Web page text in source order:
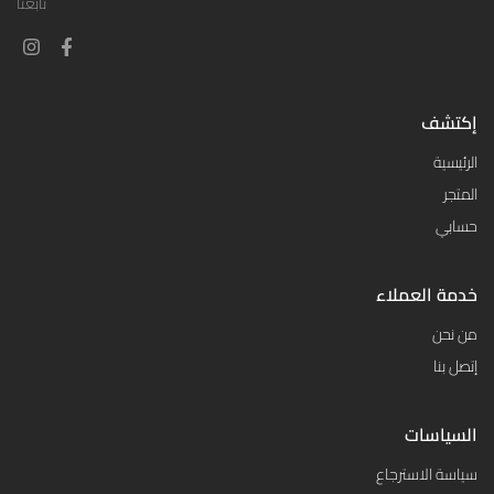
إكتشف
الرئيسية
المتجر
حسابي
خدمة العملاء
من نحن
إتصل بنا
السياسات
سياسة الاسترجاع